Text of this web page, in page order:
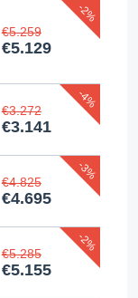
€5.259
€5.129
-2%
€3.272
€3.141
-4%
€4.825
€4.695
-3%
€5.285
€5.155
-2%